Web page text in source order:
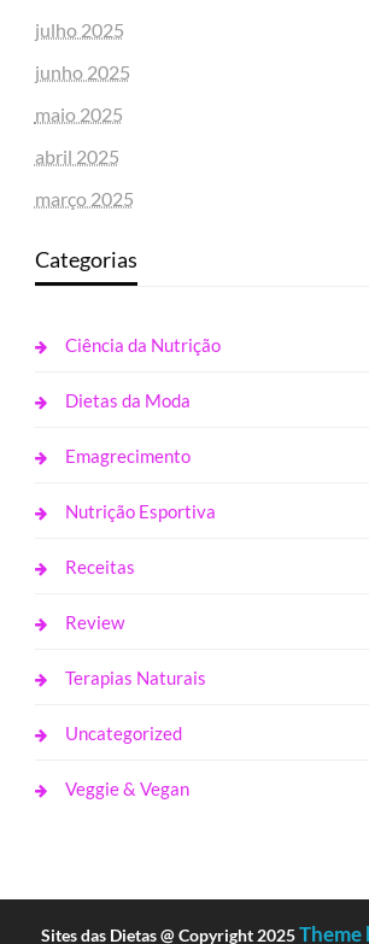
julho 2025
junho 2025
maio 2025
abril 2025
março 2025
Categorias
Ciência da Nutrição
Dietas da Moda
Emagrecimento
Nutrição Esportiva
Receitas
Review
Terapias Naturais
Uncategorized
Veggie & Vegan
Sites das Dietas @ Copyright 2025Theme